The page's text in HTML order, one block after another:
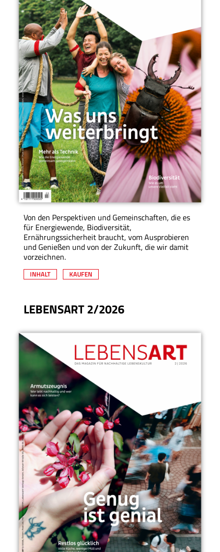
Von den Perspektiven und Gemeinschaften, die es
für Energiewende, Biodiversität,
Ernährungssicherheit braucht, vom Ausprobieren
und Genießen und von der Zukunft, die wir damit
vorzeichnen.
INHALT KAUFEN
LEBENSART 2/2026